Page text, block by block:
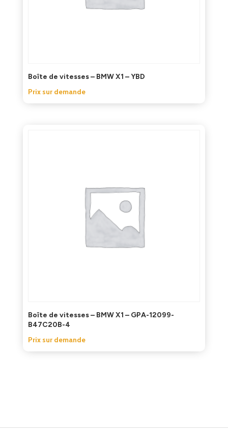
Boîte de vitesses – BMW X1 – YBD
Prix sur demande
Boîte de vitesses – BMW X1 – GPA-12099-
B47C20B-4
Prix sur demande